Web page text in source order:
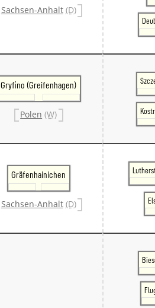
Sachsen-Anhalt (D)
Gryfino (Greifenhagen)
Polen (W)
Gräfenhainichen
Sachsen-Anhalt (D)